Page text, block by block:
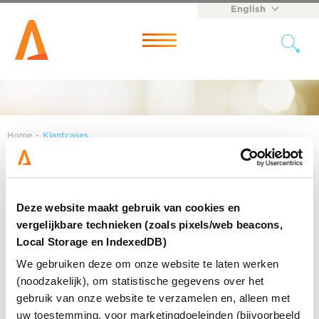
Deze website maakt gebruik van cookies en
vergelijkbare technieken (zoals pixels/web beacons,
Local Storage en IndexedDB)
We gebruiken deze om onze website te laten werken
(noodzakelijk), om statistische gegevens over het
gebruik van onze website te verzamelen en, alleen met
uw toestemming, voor marketingdoeleinden (bijvoorbeeld
English
Menu
Home - Klantcases
News